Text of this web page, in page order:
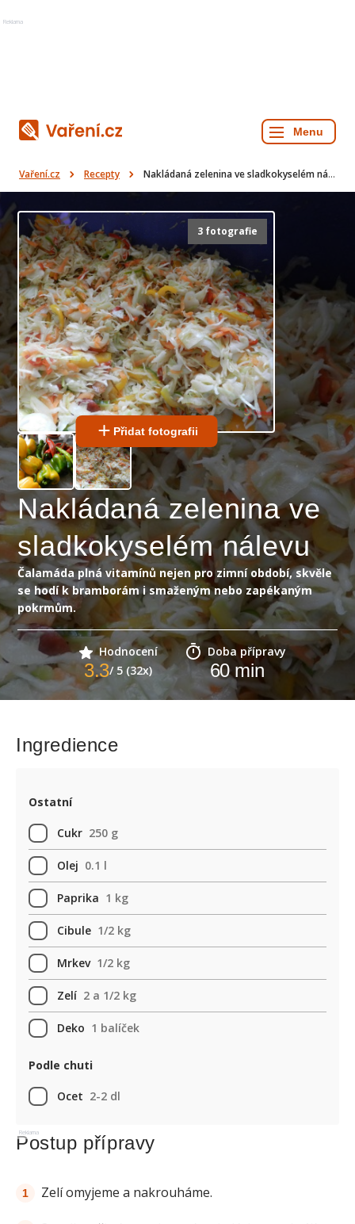
Reklama
Vaření.cz Recepty Nakládaná zelenina ve sladkokyselém nálevu
3 fotografie
Přidat fotografii
Nakládaná zelenina ve
sladkokyselém nálevu
Čalamáda plná vitamínů nejen pro zimní období, skvěle
se hodí k bramborám i smaženým nebo zapékaným
pokrmům.
Hodnocení
3.3/ 5 (32x)
Doba přípravy
60min
Ingredience
Ostatní
Cukr 250 g
Olej 0.1 l
Paprika 1 kg
Cibule 1/2 kg
Mrkev 1/2 kg
Zelí 2 a 1/2 kg
Deko 1 balíček
Podle chuti
Ocet 2-2 dl
Reklama
Postup přípravy
Zelí omyjeme a nakrouháme.